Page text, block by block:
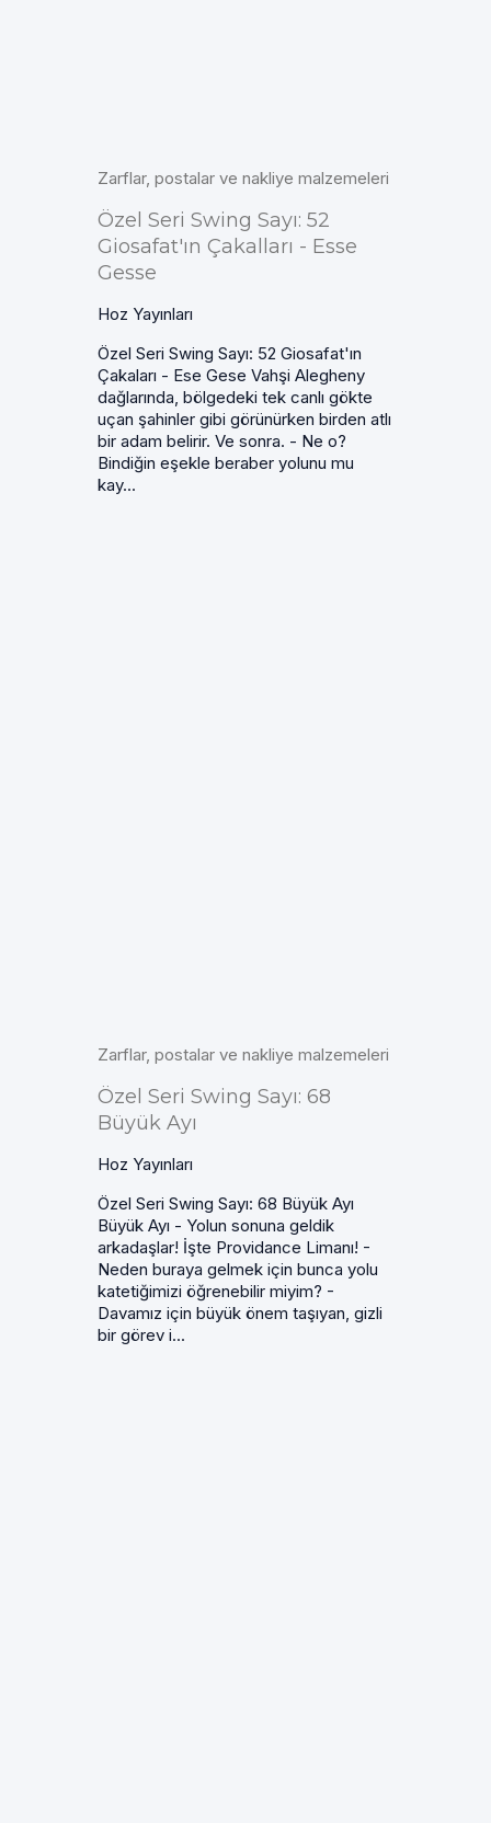
Zarflar, postalar ve nakliye malzemeleri
Özel Seri Swing Sayı: 52
Giosafat'ın Çakalları - Esse
Gesse
Hoz Yayınları
Özel Seri Swing Sayı: 52 Giosafat'ın
Çakaları - Ese Gese Vahşi Alegheny
dağlarında, bölgedeki tek canlı gökte
uçan şahinler gibi görünürken birden atlı
bir adam belirir. Ve sonra. - Ne o?
Bindiğin eşekle beraber yolunu mu
kay...
Zarflar, postalar ve nakliye malzemeleri
Özel Seri Swing Sayı: 68
Büyük Ayı
Hoz Yayınları
Özel Seri Swing Sayı: 68 Büyük Ayı
Büyük Ayı - Yolun sonuna geldik
arkadaşlar! İşte Providance Limanı! -
Neden buraya gelmek için bunca yolu
katetiğimizi öğrenebilir miyim? -
Davamız için büyük önem taşıyan, gizli
bir görev i...